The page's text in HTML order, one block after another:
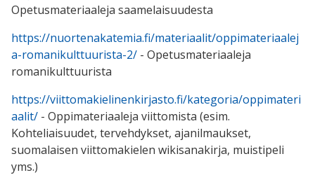
Opetusmateriaaleja saamelaisuudesta
https://nuortenakatemia.fi/materiaalit/oppimateriaalej
a-romanikulttuurista-2/ - Opetusmateriaaleja
romanikulttuurista
https://viittomakielinenkirjasto.fi/kategoria/oppimateri
aalit/ - Oppimateriaaleja viittomista (esim.
Kohteliaisuudet, tervehdykset, ajanilmaukset,
suomalaisen viittomakielen wikisanakirja, muistipeli
yms.)